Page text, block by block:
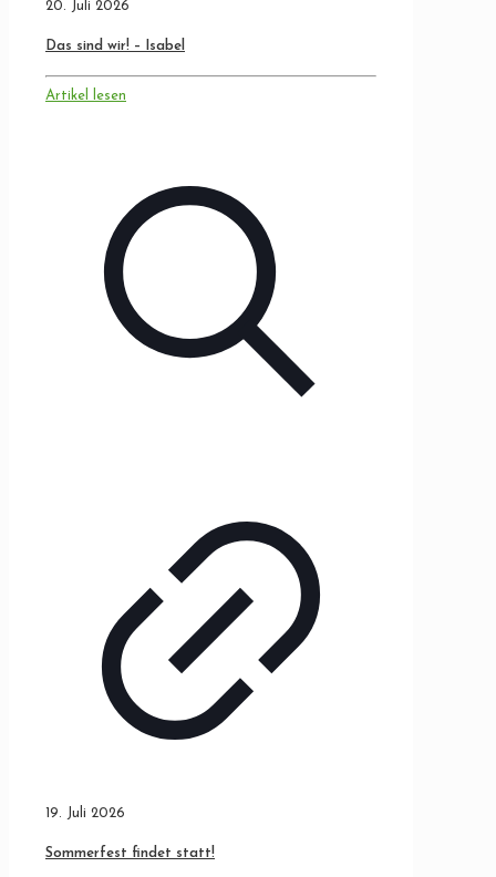
20. Juli 2026
Das sind wir! – Isabel
Artikel lesen
19. Juli 2026
Sommerfest findet statt!